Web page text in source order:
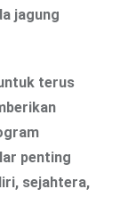
jagung
terus
penting
sejahtera,